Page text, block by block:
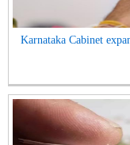
Karnataka Cabinet